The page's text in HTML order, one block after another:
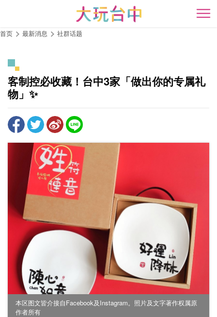
主
要
开
首页 最新消息 社群话题
客制控必收藏！台中3家「做出你的专属礼
物」✨
本区图文皆介接自Facebook及Instagram。照片及文字著作权属原
作者所有